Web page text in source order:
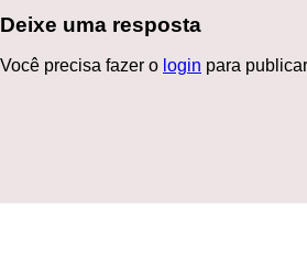
Deixe uma resposta
Você precisa fazer o login para